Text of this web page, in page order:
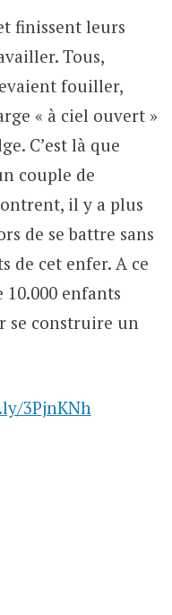
finissent leurs
Tous,
fouiller,
« à ciel ouvert »
C’est là que
couple de
il y a plus
de se battre sans
de cet enfer. A ce
enfants
se construire un
3PjnKNh